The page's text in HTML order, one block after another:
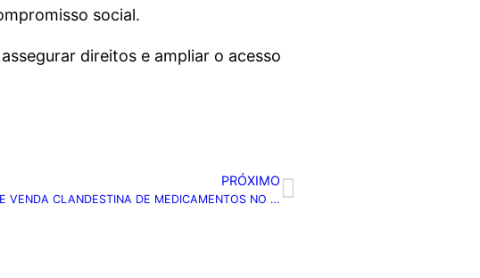
social.
direitos e ampliar o acesso
PRÓXIMO
OPERAÇÃO DESMONTA ESQUEMA DE VENDA CLANDESTINA DE MEDICAMENTOS NO RN